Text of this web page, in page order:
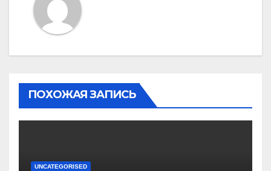
ПОХОЖАЯ ЗАПИСЬ
UNCATEGORISED